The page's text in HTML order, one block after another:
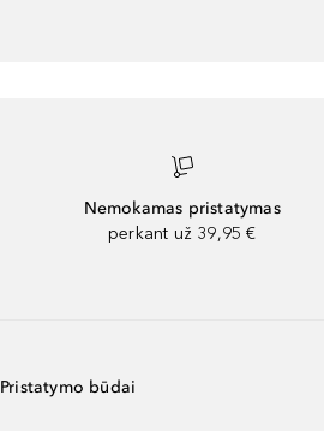
Nemokamas pristatymas
perkant už 39,95 €
Pristatymo būdai